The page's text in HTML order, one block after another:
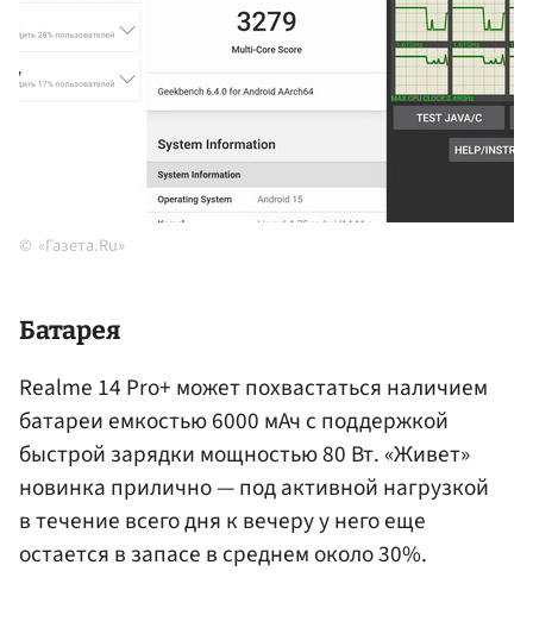
«Газета.Ru»
Батарея
Realme 14 Pro+ может похвастаться наличием
батареи емкостью 6000 мАч с поддержкой
быстрой зарядки мощностью 80 Вт. «Живет»
новинка прилично — под активной нагрузкой
в течение всего дня к вечеру у него еще
остается в запасе в среднем около 30%.